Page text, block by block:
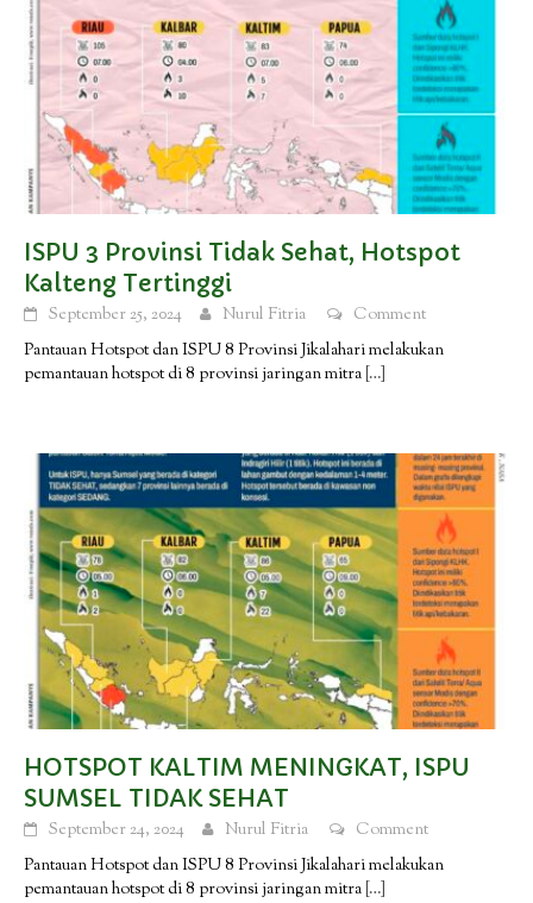
ISPU 3 Provinsi Tidak Sehat, Hotspot
Kalteng Tertinggi
September 25, 2024 Nurul Fitria
Comment
Pantauan Hotspot dan ISPU 8 Provinsi Jikalahari melakukan
pemantauan hotspot di 8 provinsi jaringan mitra […]
HOTSPOT KALTIM MENINGKAT, ISPU
SUMSEL TIDAK SEHAT
September 24, 2024 Nurul Fitria
Comment
Pantauan Hotspot dan ISPU 8 Provinsi Jikalahari melakukan
pemantauan hotspot di 8 provinsi jaringan mitra […]